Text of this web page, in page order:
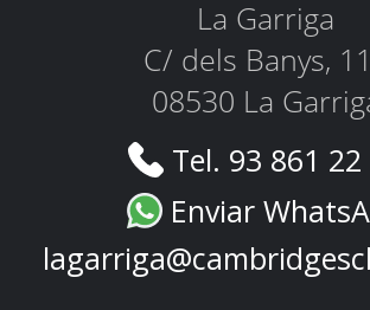
La Garriga
C/ dels Banys,
08530 La
Tel. 93 861
Enviar